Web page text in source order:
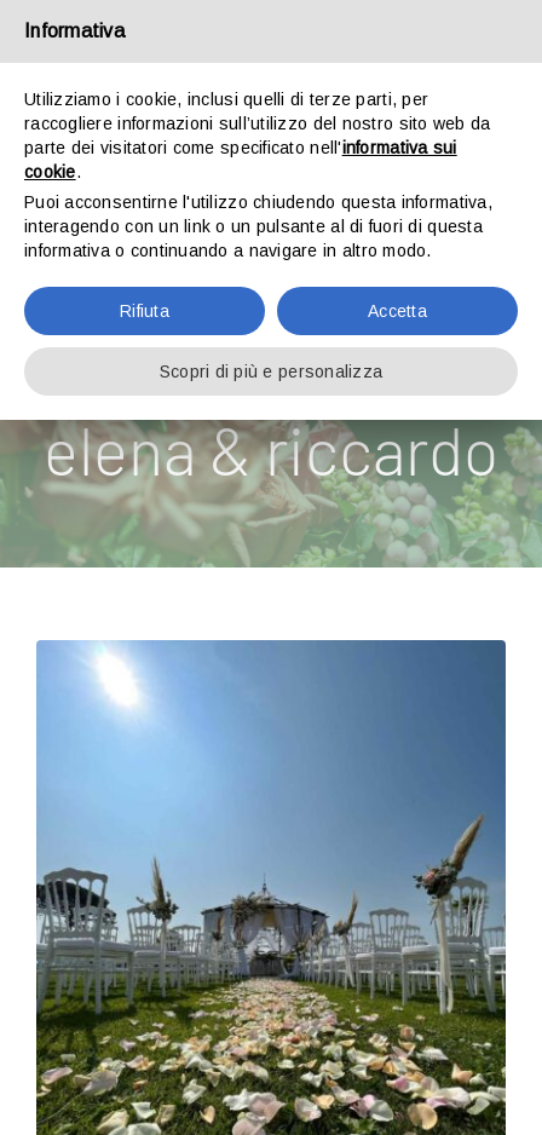
ilverde@gltagliabue.it
Via Valassina 2 – 22046 Merone (CO)
Toggle
Navigation
HOME
GARDEN
SUCCEDE ORA
elena & riccardo
Informativa
Utilizziamo i cookie, inclusi quelli di terze parti, per
raccogliere informazioni sull’utilizzo del nostro sito web da
parte dei visitatori come specificato nell'informativa sui
cookie.
Puoi acconsentirne l'utilizzo chiudendo questa informativa,
interagendo con un link o un pulsante al di fuori di questa
informativa o continuando a navigare in altro modo.
Rifiuta Accetta
Scopri di più e personalizza